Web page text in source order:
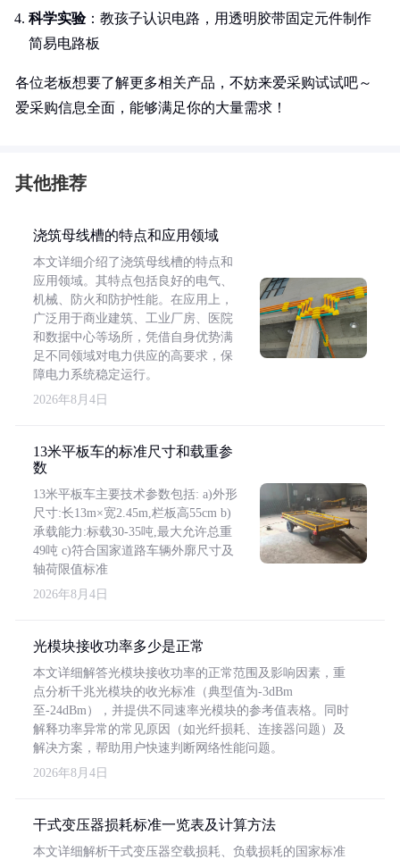
科学实验：教孩子认识电路，用透明胶带固定元件制作
简易电路板
各位老板想要了解更多相关产品，不妨来爱采购试试吧～
爱采购信息全面，能够满足你的大量需求！
其他推荐
浇筑母线槽的特点和应用领域
本文详细介绍了浇筑母线槽的特点和
应用领域。其特点包括良好的电气、
机械、防火和防护性能。在应用上，
广泛用于商业建筑、工业厂房、医院
和数据中心等场所，凭借自身优势满
足不同领域对电力供应的高要求，保
障电力系统稳定运行。
2026年8月4日
13米平板车的标准尺寸和载重参
数
13米平板车主要技术参数包括: a)外形
尺寸:长13m×宽2.45m,栏板高55cm b)
承载能力:标载30-35吨,最大允许总重
49吨 c)符合国家道路车辆外廓尺寸及
轴荷限值标准
2026年8月4日
光模块接收功率多少是正常
本文详细解答光模块接收功率的正常范围及影响因素，重
点分析千兆光模块的收光标准（典型值为-3dBm
至-24dBm），并提供不同速率光模块的参考值表格。同时
解释功率异常的常见原因（如光纤损耗、连接器问题）及
解决方案，帮助用户快速判断网络性能问题。
2026年8月4日
干式变压器损耗标准一览表及计算方法
本文详细解析干式变压器空载损耗、负载损耗的国家标准